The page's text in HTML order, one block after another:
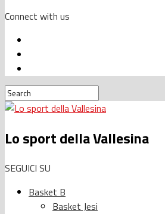
Connect with us
Lo sport della Vallesina
SEGUICI SU
Basket B
Basket Jesi